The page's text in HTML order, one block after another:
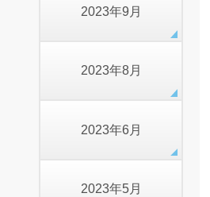
2023年9月
2023年8月
2023年6月
2023年5月